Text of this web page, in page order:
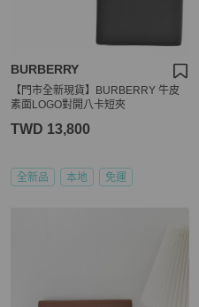
BURBERRY
【門市全新現貨】BURBERRY 牛皮
素面LOGO對開八卡短夾
TWD 13,800
全新品 本地 免運